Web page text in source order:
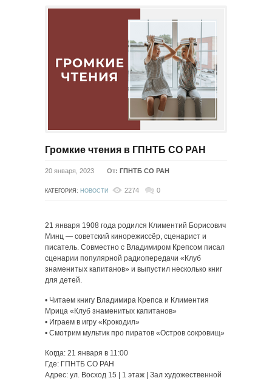
Громкие чтения в ГПНТБ СО РАН
20 января, 2023 От: ГПНТБ СО РАН
КАТЕГОРИЯ: НОВОСТИ 2274 0
21 января 1908 года родился Климентий Борисович
Минц — советский кинорежиссёр, сценарист и
писатель. Совместно с Владимиром Крепсом писал
сценарии популярной радиопередачи «Клуб
знаменитых капитанов» и выпустил несколько книг
для детей.
• Читаем книгу Владимира Крепса и Климентия
Мрица «Клуб знаменитых капитанов»
• Играем в игру «Крокодил»
• Смотрим мультик про пиратов «Остров сокровищ»
Когда: 21 января в 11:00
Где: ГПНТБ СО РАН
Адрес: ул. Восход 15 | 1 этаж | Зал художественной